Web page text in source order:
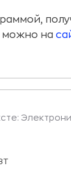
можно на